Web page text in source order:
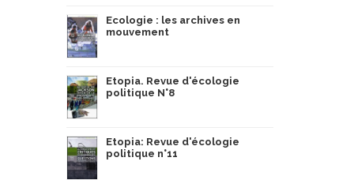
Ecologie : les archives en
mouvement
Etopia. Revue d'écologie
politique N°8
Etopia: Revue d'écologie
politique n°11